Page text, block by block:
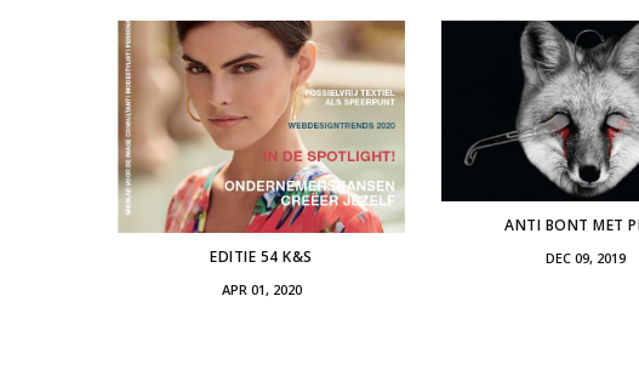
EDITIE 54 K&S
APR 01, 2020
ANTI BONT MET
DEC 09, 2019